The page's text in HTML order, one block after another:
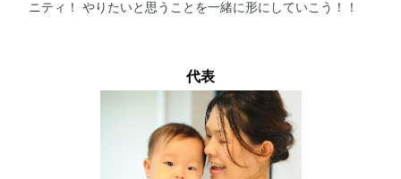
ニティ！ やりたいと思うことを一緒に形にしていこう！！
代表